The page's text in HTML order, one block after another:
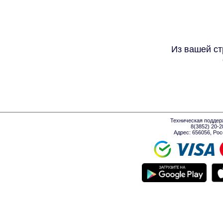
Из вашей
Техническая
8(3852) 20-
Адрес: 656056,